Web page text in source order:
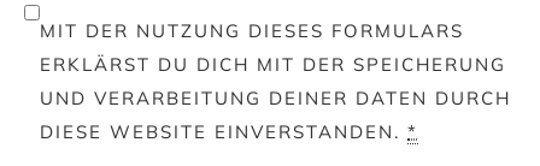
MIT DER NUTZUNG DIESES FORMULARS
ERKLÄRST DU DICH MIT DER SPEICHERUNG
UND VERARBEITUNG DEINER DATEN DURCH
DIESE WEBSITE EINVERSTANDEN. *